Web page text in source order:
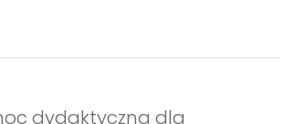
dydaktyczna dla